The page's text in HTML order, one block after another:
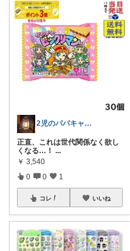
2児のパパキャンパー
正直、これは世代関係なく欲し
くなる…！ ...
￥ 3,540
0 0 1
コレ いいね